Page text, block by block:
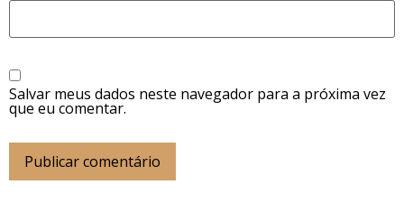
Salvar meus dados neste navegador para a próxima vez
que eu comentar.